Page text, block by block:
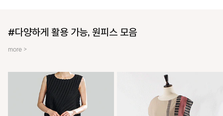
#다양하게 활용 가능, 원피스 모음
more >